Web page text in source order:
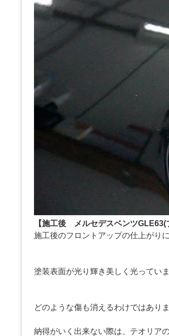
【施工後 メルセデスベンツGLE63(
施工後のフロントアップの仕上がり
塗装表面が光り輝き美しく光っていま
どのような傷も消えるわけではあり
納得がいく出来ない際は、テオリア